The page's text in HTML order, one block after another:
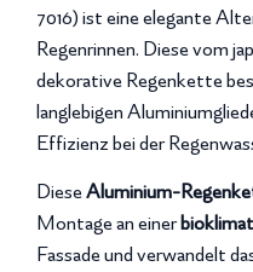
7016) ist eine elegante
Regenrinnen. Diese vom
dekorative Regenkette
langlebigen
Effizienz bei der
DieseAluminium-
Montage an einer
Fassade und verwandelt